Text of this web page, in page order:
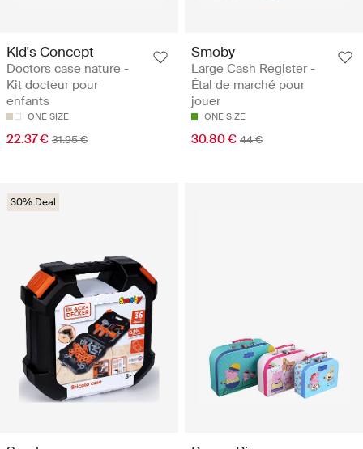
Kid's Concept
Doctors case nature -
Kit docteur pour
enfants
ONE SIZE
22.37 € 31.95 €
Smoby
Large Cash Register -
Étal de marché pour
jouer
ONE SIZE
30.80 € 44 €
30% Deal